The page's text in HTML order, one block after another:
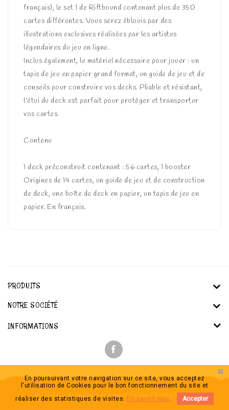
français), le set 1 de Riftbound contenant plus de 350
cartes différentes. Vous serez éblouis par des
illustrations exclusives réalisées par les artistes
légendaires du jeu en ligne.
Inclus également, le matériel nécessaire pour jouer : un
tapis de jeu en papier grand format, un guide de jeu et de
conseils pour construire vos decks. Pliable et résistant,
l'étui du deck est parfait pour protéger et transporter
vos cartes.
Contenu
1 deck préconstruit contenant : 56 cartes, 1 booster
Origines de 14 cartes, un guide de jeu et de construction
de deck, une boîte de deck en papier, un tapis de jeu en
papier. En français.
PRODUITS
NOTRE SOCIÉTÉ
INFORMATIONS
© 2026 - Logiciel e-commerce par PrestaShop™
En poursuivant votre navigation sur ce site, vous acceptez
l'utilisation de Cookies pour le bon fonctionnement du site et
réaliser des statistiques de visites. En savoir plus. Accepter